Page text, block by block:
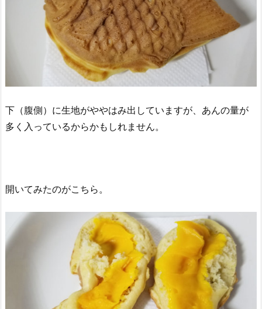
下（腹側）に生地がややはみ出していますが、あんの量が
多く入っているからかもしれません。
開いてみたのがこちら。